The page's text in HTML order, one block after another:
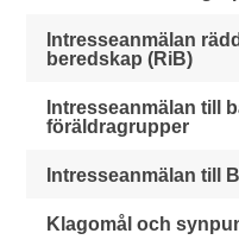
Intresseanmälan
beredskap (RiB)
Intresseanmälan till
föräldragrupper
Intresseanmälan till
Klagomål och